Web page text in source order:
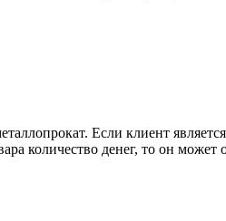
Если клиент
количество денег, то он